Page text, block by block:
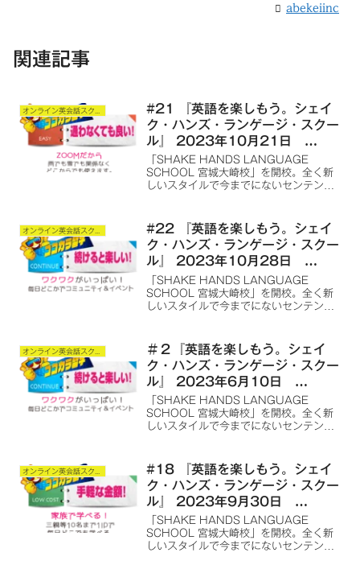
abekeiinc
関連記事
#21 『英語を楽しもう。シェイ
ク・ハンズ・ランゲージ・スクー
ル』 2023年10月21日
ONAIR
「SHAKE HANDS LANGUAGE
SCHOOL 宮城大崎校」を開校。全く新
しいスタイルで今までにないセンテンス
言語の語学学習スクールを提供します。
#22 『英語を楽しもう。シェイ
ク・ハンズ・ランゲージ・スクー
ル』 2023年10月28日
ONAIR
「SHAKE HANDS LANGUAGE
SCHOOL 宮城大崎校」を開校。全く新
しいスタイルで今までにないセンテンス
言語の語学学習スクールを提供します。
＃２『英語を楽しもう。シェイ
ク・ハンズ・ランゲージ・スクー
ル』 2023年6月10日
ONAIR
「SHAKE HANDS LANGUAGE
SCHOOL 宮城大崎校」を開校。全く新
しいスタイルで今までにないセンテンス
言語の語学学習スクールを提供します。
#18 『英語を楽しもう。シェイ
ク・ハンズ・ランゲージ・スクー
ル』 2023年9月30日
ONAIR
「SHAKE HANDS LANGUAGE
SCHOOL 宮城大崎校」を開校。全く新
しいスタイルで今までにないセンテンス